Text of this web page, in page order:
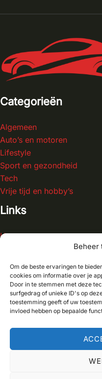
Beheer
Om de beste ervaringen te
cookies om informatie over je
Door in te stemmen met deze
surfgedrag of unieke ID's op
toestemming geeft of uw
invloed hebben op bepaalde
Categorieën
Algemeen
Auto’s en motoren
Lifestyle
Sport en gezondheid
Tech
Vrije tijd en hobby’s
Links
Home
Over ons
Copyright